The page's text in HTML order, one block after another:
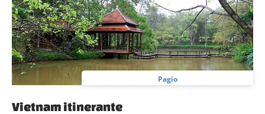
Pagio
Vietnam itinerante